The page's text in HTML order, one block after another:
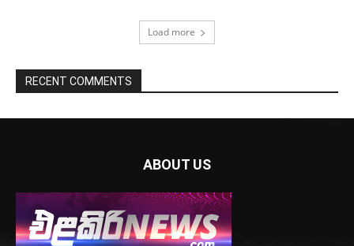
Load more
RECENT COMMENTS
ABOUT US